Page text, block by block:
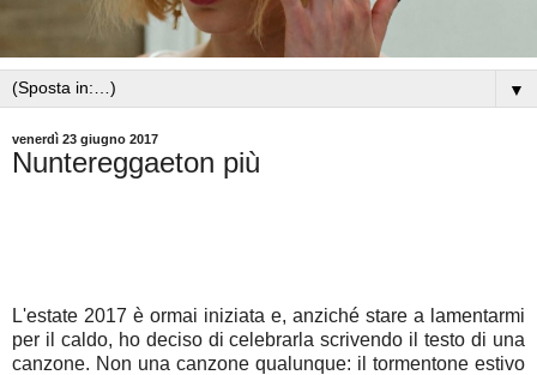
▼
venerdì 23 giugno 2017
Nuntereggaeton più
L'estate 2017 è ormai iniziata e, anziché stare a lamentarmi
per il caldo, ho deciso di celebrarla scrivendo il testo di una
canzone. Non una canzone qualunque: il tormentone estivo